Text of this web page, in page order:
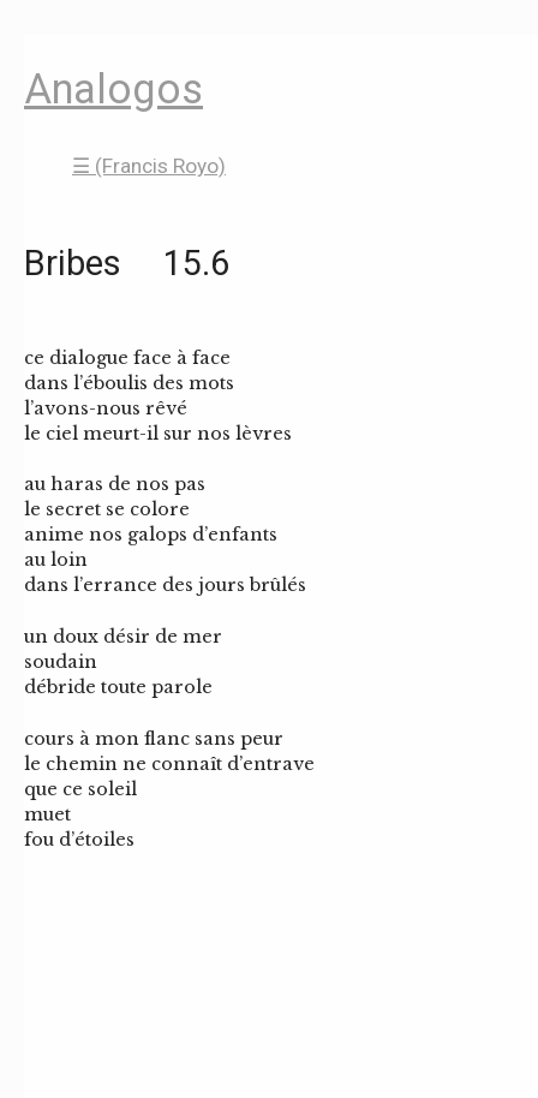
Analogos
☰ (Francis Royo)
Bribes 15.6
ce dialogue face à face
dans l’éboulis des mots
l’avons-nous rêvé
le ciel meurt-il sur nos lèvres
au haras de nos pas
le secret se colore
anime nos galops d’enfants
au loin
dans l’errance des jours brûlés
un doux désir de mer
soudain
débride toute parole
cours à mon flanc sans peur
le chemin ne connaît d’entrave
que ce soleil
muet
fou d’étoiles